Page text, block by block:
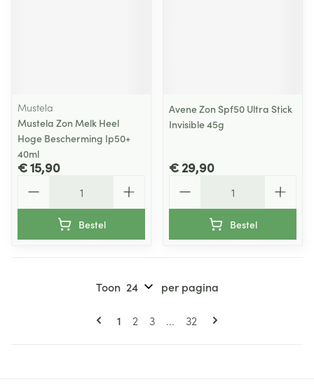
Mustela
Mustela Zon Melk Heel
Hoge Bescherming Ip50+
40ml
€ 15,90
Bestel
Avene Zon Spf50 Ultra Stick
Invisible 45g
€ 29,90
Bestel
Pagina's
U lees momenteel pagina
1 Pagina
2 Pagina
3 ... Pagina
32
Toon per pagina